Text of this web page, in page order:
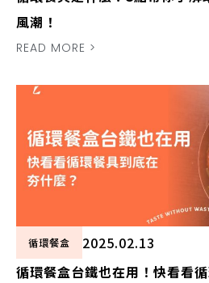
風潮！
READ MORE >
循環餐盒
2025.02.13
循環餐盒台鐵也在用！快看看